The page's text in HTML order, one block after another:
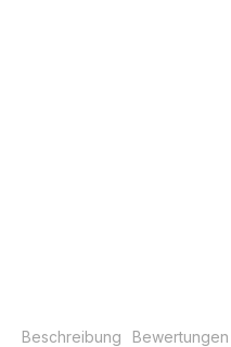
Beschreibung Bewertungen